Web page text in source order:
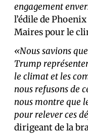
engagement
l’édile de
Maires pour le
«Nous savions
Trump
le climat et les
nous refusons de
nous montre que
pour relever ces
dirigeant de la